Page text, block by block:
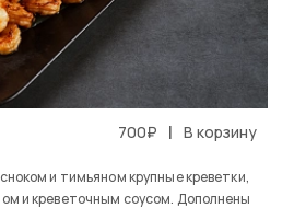
700₽ | В корзину
и тимьяном крупные креветки,
и креветочным соусом. Дополнены